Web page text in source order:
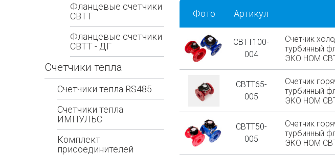
Фланцевые счетчики
СВТТ
Фланцевые счетчики
СВТТ - ДГ
Счетчики тепла
Счетчики тепла RS485
Счетчики тепла
ИМПУЛЬС
Комплект
присоединителей
Фото Артикул
СВТТ100-
004
Счетчик
турбинный
ЭКО НОМ
СВТТ65-
005
Счетчик
турбинный
ЭКО НОМ
СВТТ50-
005
Счетчик
турбинный
ЭКО НОМ